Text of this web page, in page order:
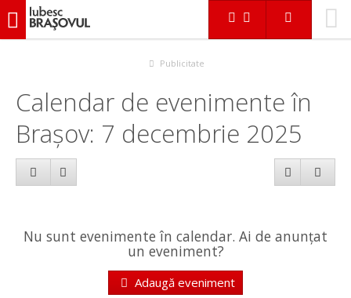
iubescbraşovul.ro
Publicitate
Calendar de evenimente în
Brașov: 7 decembrie 2025
Nu sunt evenimente în calendar. Ai de anunțat
un eveniment?
Adaugă eveniment